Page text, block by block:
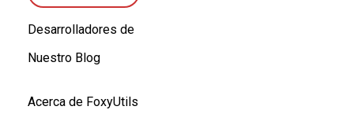
Desarrolladores de
Nuestro Blog
Acerca de FoxyUtils